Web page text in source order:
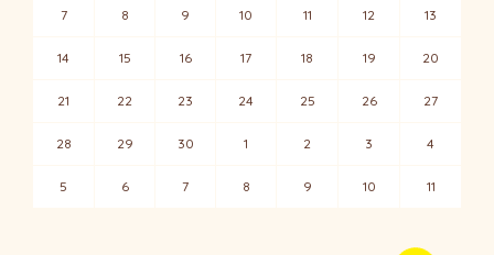
7 8 9 10 11 12 13
14 15 16 17 18 19 20
21 22 23 24 25 26 27
28 29 30 1 2 3 4
5 6 7 8 9 10 11